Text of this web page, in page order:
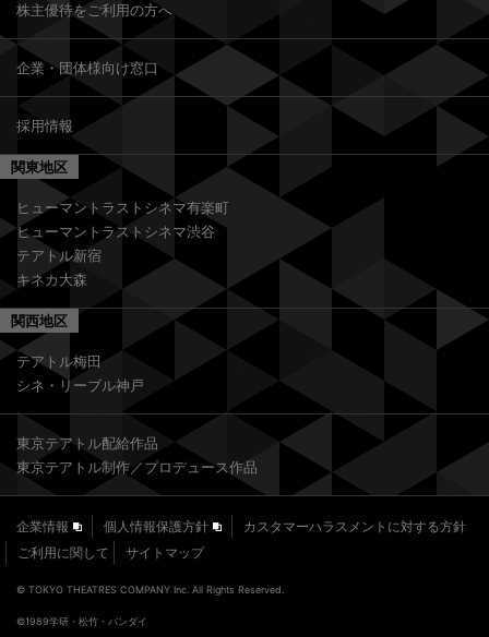
株主優待をご利用の方へ
企業・団体様向け窓口
採用情報
関東地区
ヒューマントラストシネマ有楽町
ヒューマントラストシネマ渋谷
テアトル新宿
キネカ大森
関西地区
テアトル梅田
シネ・リーブル神戸
東京テアトル配給作品
東京テアトル制作／プロデュース作品
企業情報 個人情報保護方針
カスタマーハラスメントに対する方針
ご利用に関して
サイトマップ
© TOKYO THEATRES COMPANY Inc. All Rights Reserved.
©1989学研・松竹・バンダイ